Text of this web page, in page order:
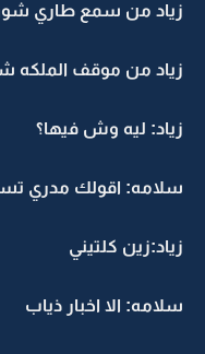
زياد من سمع طاري
زياد من موقف الملكه
زياد: ليه وش فيها؟
سلامه: اقولك مدري
زياد:زين كلتيني
سلامه: الا اخبار ذياب